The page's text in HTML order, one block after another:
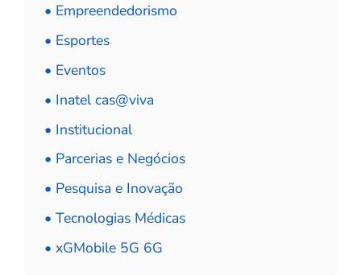
• Empreendedorismo
• Esportes
• Eventos
• Inatel cas@viva
• Institucional
• Parcerias e Negócios
• Pesquisa e Inovação
• Tecnologias Médicas
• xGMobile 5G 6G